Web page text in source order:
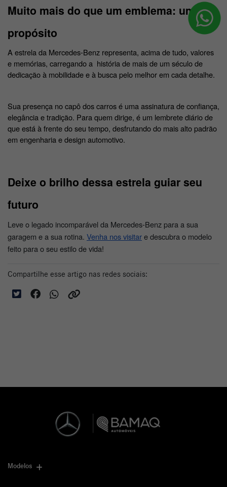
Muito mais do que um emblema: um
propósito
A estrela da Mercedes-Benz representa, acima de tudo, valores
e memórias, carregando a  história de mais de um século de
dedicação à mobilidade e à busca pelo melhor em cada detalhe.
Sua presença no capô dos carros é uma assinatura de confiança,
elegância e tradição. Para quem dirige, é um lembrete diário de
que está à frente do seu tempo, desfrutando do mais alto padrão
em engenharia e design automotivo.
Deixe o brilho dessa estrela guiar seu
futuro
Leve o legado incomparável da Mercedes-Benz para a sua
garagem e a sua rotina. Venha nos visitare descubra o modelo
feito para o seu estilo de vida!
Compartilhe esse artigo nas redes sociais:
Modelos